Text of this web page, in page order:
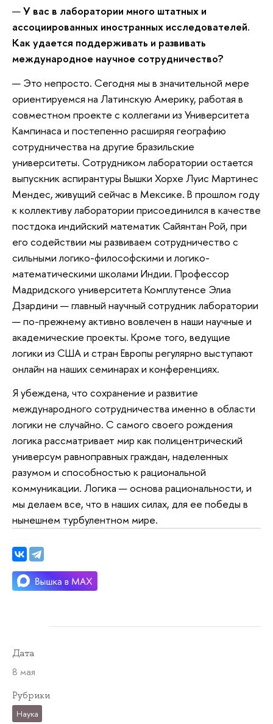
—У вас в лаборатории много штатных и
ассоциированных иностранных исследователей.
Как удается поддерживать и развивать
международное научное сотрудничество?
— Это непросто. Сегодня мы в значительной мере
ориентируемся на Латинскую Америку, работая в
совместном проекте с коллегами из Университета
Кампинаса и постепенно расширяя географию
сотрудничества на другие бразильские
университеты. Сотрудником лаборатории остается
выпускник аспирантуры Вышки Хорхе Луис Мартинес
Мендес, живущий сейчас в Мексике. В прошлом году
к коллективу лаборатории присоединился в качестве
постдока индийский математик Сайянтан Рой, при
его содействии мы развиваем сотрудничество с
сильными логико-философскими и логико-
математическими школами Индии. Профессор
Мадридского университета Комплутенсе Элиа
Дзардини — главный научный сотрудник лаборатории
— по-прежнему активно вовлечен в наши научные и
академические проекты. Кроме того, ведущие
логики из США и стран Европы регулярно выступают
онлайн на наших семинарах и конференциях.
Я убеждена, что сохранение и развитие
международного сотрудничества именно в области
логики не случайно. С самого своего рождения
логика рассматривает мир как полицентрический
универсум равноправных граждан, наделенных
разумом и способностью к рациональной
коммуникации. Логика — основа рациональности, и
мы делаем все, что в наших силах, для ее победы в
нынешнем турбулентном мире.
Дата
8 мая
Рубрики
Наука